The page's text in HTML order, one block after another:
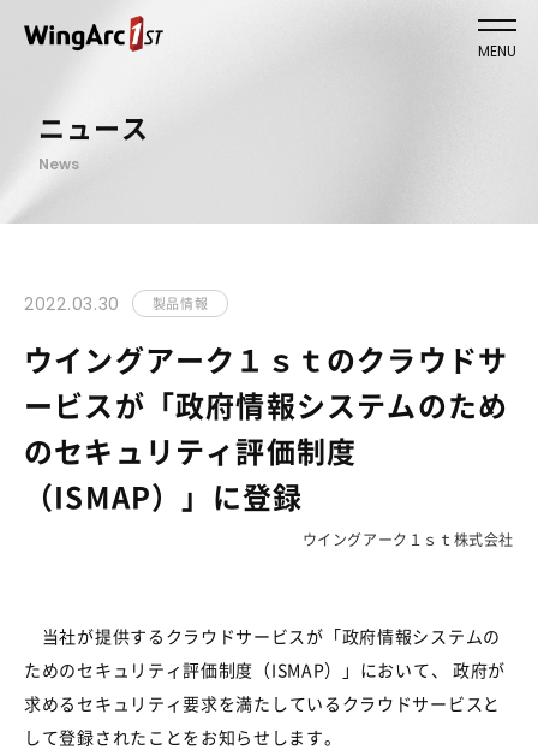
MENU
ニュース
News
2022.03.30 製品情報
ウイングアーク１ｓｔのクラウドサ
ービスが「政府情報システムのため
のセキュリティ評価制度
（ISMAP）」に登録
ウイングアーク１ｓｔ株式会社
当社が提供するクラウドサービスが「政府情報システムの
ためのセキュリティ評価制度（ISMAP）」において、
政府が
求めるセキュリティ要求を満たしているクラウドサービスと
して登録されたことをお知らせします。